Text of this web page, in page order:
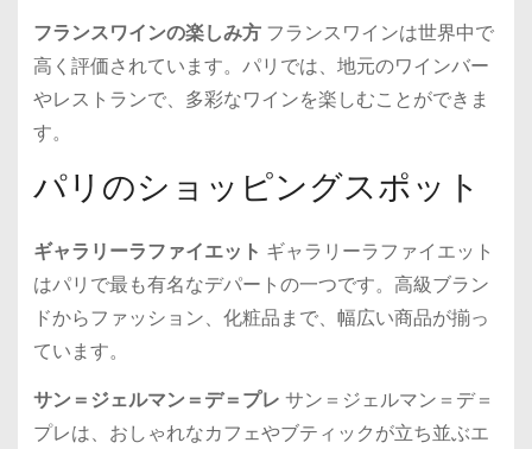
フランスワインの楽しみ方フランスワインは世界中で
高く評価されています。パリでは、地元のワインバー
やレストランで、多彩なワインを楽しむことができま
す。
パリのショッピングスポット
ギャラリーラファイエット ギャラリーラファイエット
はパリで最も有名なデパートの一つです。高級ブラン
ドからファッション、化粧品まで、幅広い商品が揃っ
ています。
サン＝ジェルマン＝デ＝プレ サン＝ジェルマン＝デ＝
プレは、おしゃれなカフェやブティックが立ち並ぶエ